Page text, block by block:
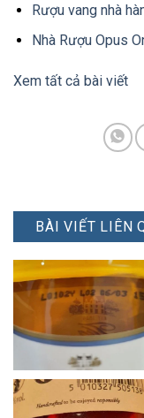
Rượu vang nhà
Nhà Rượu Opus
Xem tất cả bài viết
BÀI VIẾT LIÊN